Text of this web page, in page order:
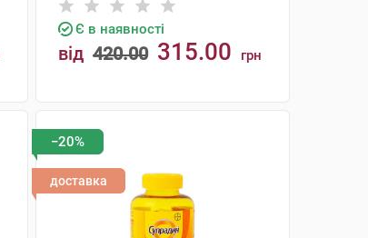
Є в наявності
від 420.00 315.00 грн
−20%
доставка